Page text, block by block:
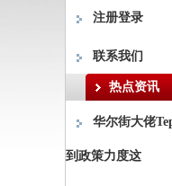
注册登录
联系我们
热点资讯
华尔街大佬
到政策力度这